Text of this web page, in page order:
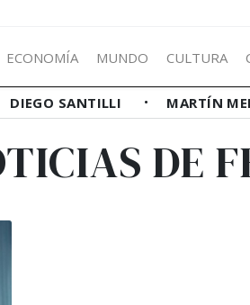
ECONOMÍA MUNDO CULTURA
DIEGO SANTILLI MARTÍN
DE